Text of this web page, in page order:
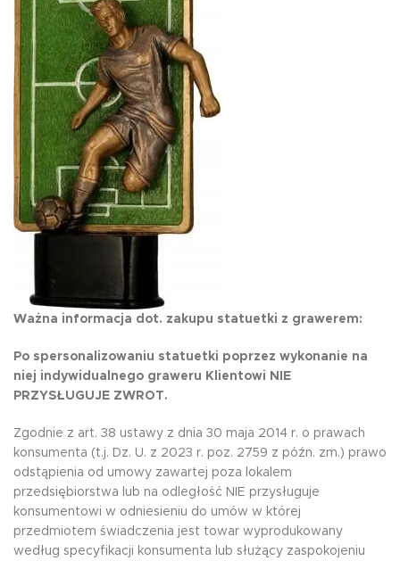
Ważna informacja dot. zakupu statuetki z grawerem:
Po spersonalizowaniu statuetki poprzez wykonanie na
niej indywidualnego graweru Klientowi NIE
PRZYSŁUGUJE ZWROT.
Zgodnie z art. 38 ustawy z dnia 30 maja 2014 r. o prawach
konsumenta (t.j. Dz. U. z 2023 r. poz. 2759 z późn. zm.) prawo
odstąpienia od umowy zawartej poza lokalem
przedsiębiorstwa lub na odległość NIE przysługuje
konsumentowi w odniesieniu do umów w której
przedmiotem świadczenia jest towar wyprodukowany
według specyfikacji konsumenta lub służący zaspokojeniu